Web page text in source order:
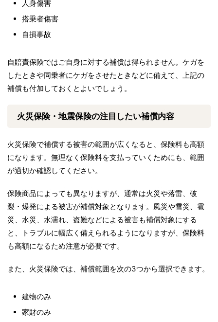
人身傷害
搭乗者傷害
自損事故
自賠責保険ではご自身に対する補償は得られません。ケガを
したときや同乗者にケガをさせたときなどに備えて、上記の
補償も付加しておくとよいでしょう。
火災保険・地震保険の注目したい補償内容
火災保険で補償する被害の範囲が広くなると、保険料も高額
になります。無理なく保険料を支払っていくためにも、範囲
が適切か確認してください。
保険商品によっても異なりますが、通常は火災や落雷、破
裂・爆発による被害が補償対象となります。風災や雪災、雹
災、水災、水濡れ、盗難などによる被害も補償対象にする
と、トラブルに幅広く備えられるようになりますが、保険料
も高額になるため注意が必要です。
また、火災保険では、補償範囲を次の3つから選択できます。
建物のみ
家財のみ